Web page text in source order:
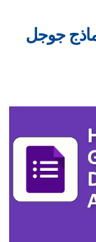
جوجل